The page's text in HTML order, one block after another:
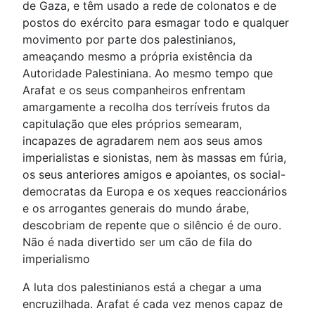
de Gaza, e têm usado a rede de colonatos e de
postos do exército para esmagar todo e qualquer
movimento por parte dos palestinianos,
ameaçando mesmo a própria existência da
Autoridade Palestiniana. Ao mesmo tempo que
Arafat e os seus companheiros enfrentam
amargamente a recolha dos terríveis frutos da
capitulação que eles próprios semearam,
incapazes de agradarem nem aos seus amos
imperialistas e sionistas, nem às massas em fúria,
os seus anteriores amigos e apoiantes, os social-
democratas da Europa e os xeques reaccionários
e os arrogantes generais do mundo árabe,
descobriam de repente que o silêncio é de ouro.
Não é nada divertido ser um cão de fila do
imperialismo
A luta dos palestinianos está a chegar a uma
encruzilhada. Arafat é cada vez menos capaz de